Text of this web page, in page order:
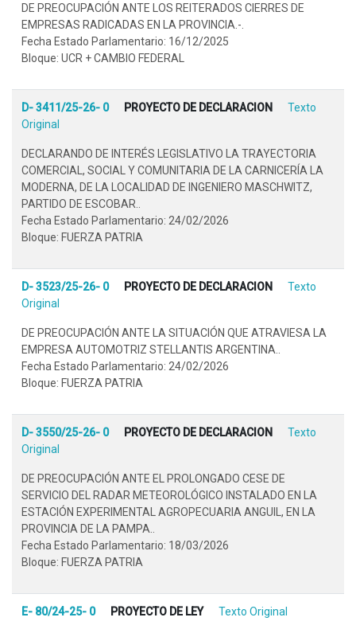
DE PREOCUPACIÓN ANTE LOS REITERADOS CIERRES DE
EMPRESAS RADICADAS EN LA PROVINCIA.-.
Fecha Estado Parlamentario: 16/12/2025
Bloque: UCR + CAMBIO FEDERAL
D- 3411/25-26- 0 PROYECTO DE DECLARACION
Texto
Original
DECLARANDO DE INTERÉS LEGISLATIVO LA TRAYECTORIA
COMERCIAL, SOCIAL Y COMUNITARIA DE LA CARNICERÍA LA
MODERNA, DE LA LOCALIDAD DE INGENIERO MASCHWITZ,
PARTIDO DE ESCOBAR..
Fecha Estado Parlamentario: 24/02/2026
Bloque: FUERZA PATRIA
D- 3523/25-26- 0 PROYECTO DE DECLARACION
Texto
Original
DE PREOCUPACIÓN ANTE LA SITUACIÓN QUE ATRAVIESA LA
EMPRESA AUTOMOTRIZ STELLANTIS ARGENTINA..
Fecha Estado Parlamentario: 24/02/2026
Bloque: FUERZA PATRIA
D- 3550/25-26- 0 PROYECTO DE DECLARACION
Texto
Original
DE PREOCUPACIÓN ANTE EL PROLONGADO CESE DE
SERVICIO DEL RADAR METEOROLÓGICO INSTALADO EN LA
ESTACIÓN EXPERIMENTAL AGROPECUARIA ANGUIL, EN LA
PROVINCIA DE LA PAMPA..
Fecha Estado Parlamentario: 18/03/2026
Bloque: FUERZA PATRIA
E- 80/24-25- 0 PROYECTO DE LEY Texto Original